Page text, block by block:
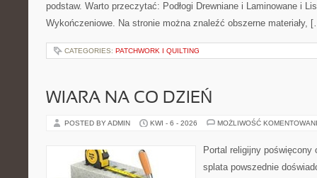
podstaw. Warto przeczytać: Podłogi Drewniane i Laminowane i
Wykończeniowe. Na stronie można znaleźć obszerne materiały,
CATEGORIES: PATCHWORK I QUILTING
WIARA NA CO DZIEŃ
POSTED BY ADMIN KWI - 6 - 2026 MOŻLIWOŚĆ
Portal religijny
splata powszednie